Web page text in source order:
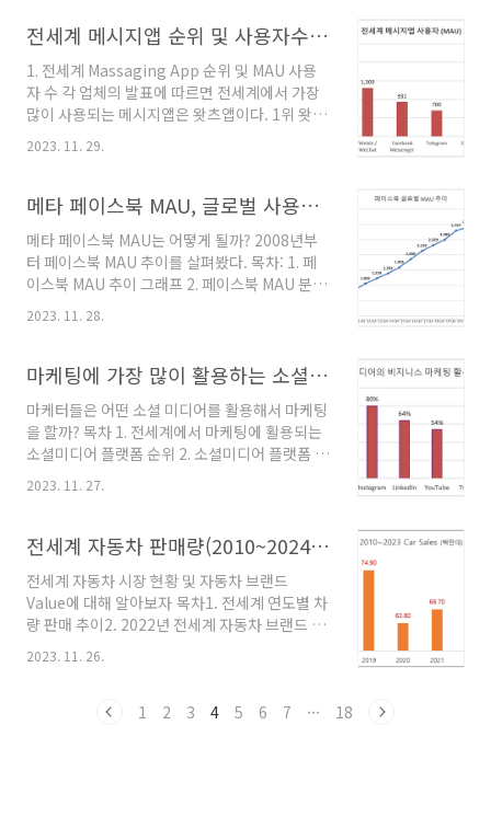
접근성을 개선할 것으로 기대됩니다. 이에 따라..
방식을 근본적으로 바꾸는 회사 전체의 변화다.
디지털 전환에 대해서는 많은 학자들이 정의했
고, 대표적인 정의를 소개하면 그 정의는 다음과
같다. Kane, Palmer, Phillips, Kiron, &
Buckley (2015); Liu, Chen, & Chou (2011);
Schallmo: 디지털 전환이란 "기업이 디지털 기
전세계 메시지앱 순위 및 사용자수, 왓츠앱, 위챗, 페이스북메신저 사용자수
1. 전세계 Massaging App 순위 및 MAU 사용
자 수 각 업체의 발표에 따르면 전세계에서 가장
많이 사용되는 메시지앱은 왓츠앱이다. 1위 왓츠
앱 MAU는 23년 1월 기준 20억명이다. 2위는 위
챗으로 MAU는 13억 9백만명이었다. 3위는 페이
위는 텔레그램으로 MAU 7억명이다. 5위는 스냅
챗으로 MAU 6억 35백만이다. 6위는 QQ로 5억
74백만이다. 순위 메시지앱 MAU (백만) 1위
WhatsApp* 2,000 2위 Weixin / WeChat
1,309 3위 Facebook Messenger 931 4위
Telegram 700 5위 Snapchat 635 6위 QQ
2023. 11. 29.
메타 페이스북 MAU, 글로벌 사용자 추이 ('08년 ~'23년 3분기)
메타 페이스북 MAU는 어떻게 될까? 2008년부
터 페이스북 MAU 추이를 살펴봤다. 목차: 1. 페
이스북 MAU 추이 그래프 2. 페이스북 MAU 분기
별 데이터(2008~2023) 3. 페이스북 사용 패턴1.
페이스북 MAU 추이 그래프 23년 3분기 페이스
성장 그래프는 21년 4분기 이후 성장세가 정체되
북 MAU 분기별 데이터페이스북은 2008년 3분
기 첫 1억명의 MAU를 달성했다. 2012년 3분기
에 10억 7백만명으로 처음으로 MAU 10억을 달
성했다. 2017년 2분기에 MAU 20억 돌파하여
2023. 11. 28.
마케팅에 가장 많이 활용하는 소셜미디어 플랫폼
마케터들은 어떤 소셜 미디어를 활용해서 마케팅
을 할까? 목차 1. 전세계에서 마케팅에 활용되는
소셜미디어 플랫폼 순위 2. 소셜미디어 플랫폼 1
위 페이스북 3. 소셜미디어 마케팅 활용 이유 1.
전세계 마케터 활용하는 소셜미디어 플랫폼 순위
조사결과에 따르면,전세계에서 가장 많이 마케팅
에 활용되는 SNS 플랫폼은 페이스북이다. 페이
스북은 전세계 마케터의 89%가 마케팅에 활용
하고 있다고 응답했다. 그 뒤를 이어 2위인 인스
타그램은 80%의 마케터가 마케팅에 활용한다.
3위는 링크드인으로 64%의 마케터가 마케팅에
는 틱톡으로 틱톡은 아직 26%의 ..
2023. 11. 27.
전세계 자동차 판매량(2010~2024), 시장점유율, 미국시장 시장점유율, 자동차 브랜드 브랜드가치 Global Car Sales, Car Brand Value (2024년 11월 업데이트)
전세계 자동차 시장 현황 및 자동차 브랜드
Value에 대해 알아보자 목차1. 전세계 연도별 차
량 판매 추이2. 2022년 전세계 자동차 브랜드 시
유율4. 자동차 브랜드 브랜드 가치 Top 10 1. 전
2010~2023, with 2024 forecast 전세계 차
2023. 11. 26.
1 2 3 4 5 6 7 ··· 18